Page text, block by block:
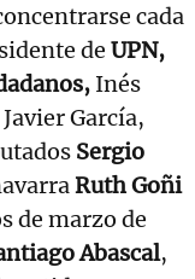
cada
de UPN,
Inés
García,
Sergio
Ruth Goñi
de marzo de
Abascal,